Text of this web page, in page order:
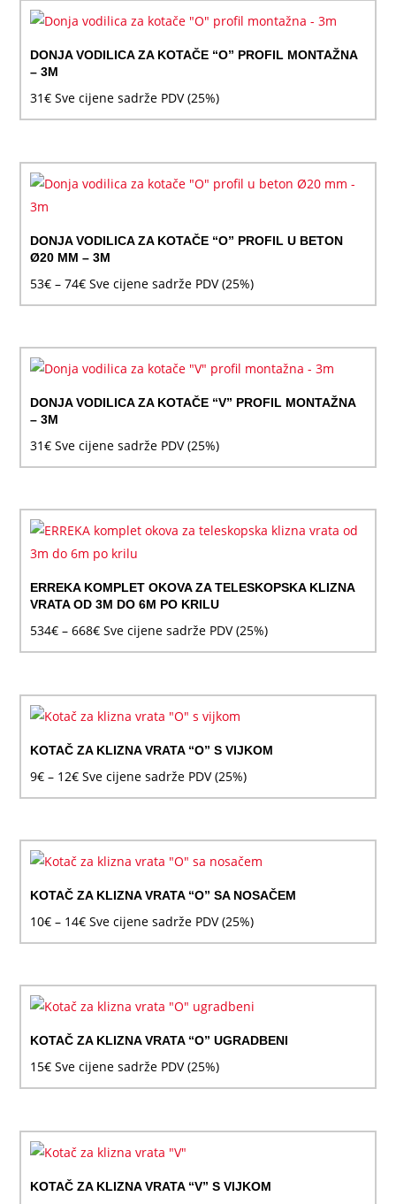
DONJA VODILICA ZA KOTAČE “O” PROFIL MONTAŽNA
– 3M
31€ Sve cijene sadrže PDV (25%)
DONJA VODILICA ZA KOTAČE “O” PROFIL U BETON
Ø20 MM – 3M
53€ – 74€Raspon
cijena:
53€
do
74€
Sve cijene sadrže PDV (25%)
DONJA VODILICA ZA KOTAČE “V” PROFIL MONTAŽNA
– 3M
31€ Sve cijene sadrže PDV (25%)
ERREKA KOMPLET OKOVA ZA TELESKOPSKA KLIZNA
VRATA OD 3M DO 6M PO KRILU
534€ – 668€Raspon
cijena:
534€
do
668€
Sve cijene sadrže PDV (25%)
KOTAČ ZA KLIZNA VRATA “O” S VIJKOM
9€ – 12€Raspon
cijena:
9€
do
12€
Sve cijene sadrže PDV (25%)
KOTAČ ZA KLIZNA VRATA “O” SA NOSAČEM
10€ – 14€Raspon
cijena:
10€
do
14€
Sve cijene sadrže PDV (25%)
KOTAČ ZA KLIZNA VRATA “O” UGRADBENI
15€ Sve cijene sadrže PDV (25%)
KOTAČ ZA KLIZNA VRATA “V” S VIJKOM